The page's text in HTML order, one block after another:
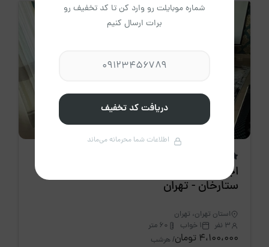
اجاره روزانه آپارتمان تک خواب تاکستان 4
ستارخان - تهران
استان تهران، تهران
3 نفر
1 خواب 60 متر
4،100،000 تومان / هرشب
شماره موبایلت رو وارد کن تا کد تخفیف رو
برات ارسال کنیم
دریافت کد تخفیف
اطلاعات شما محرمانه می‌ماند